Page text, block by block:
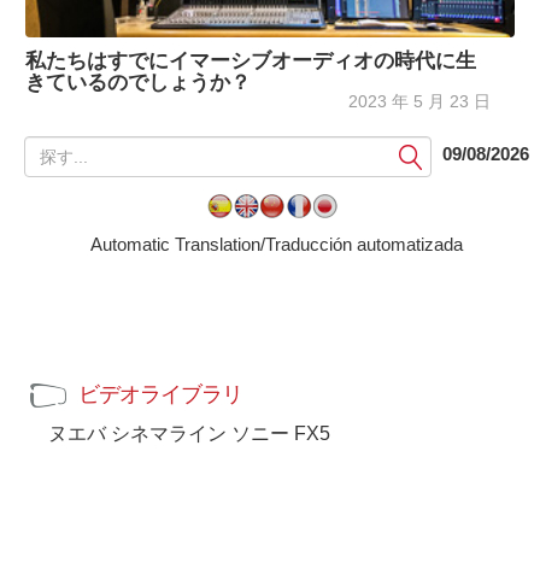
私たちはすでにイマーシブオーディオの時代に生
きているのでしょうか？
2023 年 5 月 23 日
提
出
09/08/2026
Automatic Translation/Traducción automatizada
ビデオライブラリ
ヌエバ シネマライン ソニー FX5